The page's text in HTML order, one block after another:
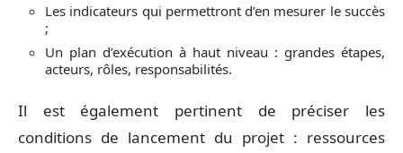
Les indicateurs qui permettront d’en mesurer le succès
;
Un plan d’exécution à haut niveau : grandes étapes,
acteurs, rôles, responsabilités.
Il est également pertinent de préciser les
conditions de lancement du projet : ressources